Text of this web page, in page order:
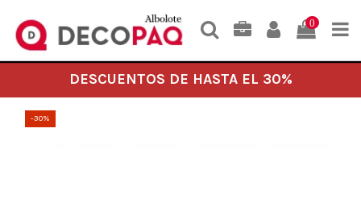
0
DESCUENTOS DE HASTA EL 30%
-30%